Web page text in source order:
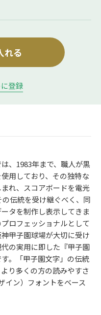
れる
登録
、1983年まで、職人が黒
用しており、その独特な
れ、スコアボードを電光
伝統を受け継ぐべく、同
タを制作し表示してきま
ロフェッショナルとして
甲子園球場が大切に受け
の実用に即した『甲子園
。「甲子園文字」の伝統
り多くの方の読みやすさ
イン）フォントをベース